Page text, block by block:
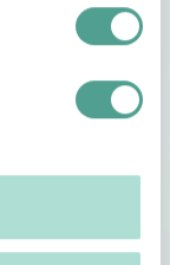
0reviews